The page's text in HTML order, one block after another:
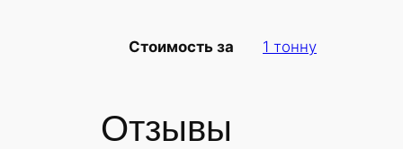
Стоимость за 1 тонну
Отзывы